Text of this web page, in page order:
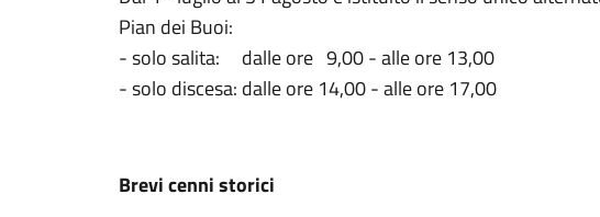
Pian dei Buoi:
- solo salita: dalle ore 9,00 - alle ore 13,00
- solo discesa: dalle ore 14,00 - alle ore 17,00
Brevi cenni storici